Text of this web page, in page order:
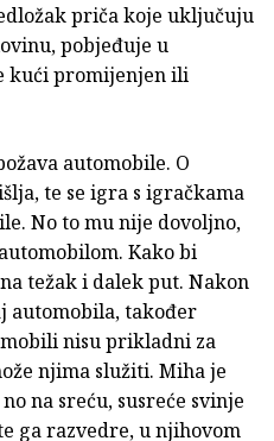
priča koje uključuju
pobjeđuje u
kući promijenjen ili
automobile. O
te se igra s igračkama
No to mu nije dovoljno,
Kako bi
težak i dalek put. Nakon
automobila, također
nisu prikladni za
njima služiti. Miha je
na sreću, susreće svinje
ga razvedre, u njihovom